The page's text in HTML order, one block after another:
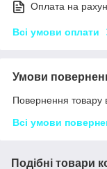
Оплата на
Всі умови оплати
Умови
Повернення товару
Всі умови
Подібні товари